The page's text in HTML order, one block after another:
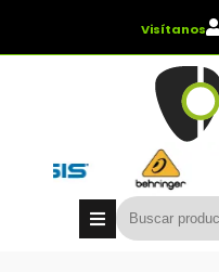
Visítanos